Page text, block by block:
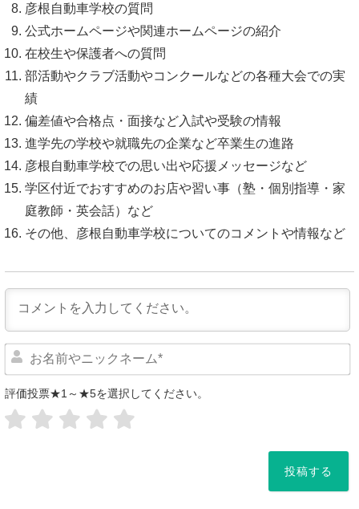
彦根自動車学校の質問
公式ホームページや関連ホームページの紹介
在校生や保護者への質問
部活動やクラブ活動やコンクールなどの各種大会での実
績
偏差値や合格点・面接など入試や受験の情報
進学先の学校や就職先の企業など卒業生の進路
彦根自動車学校での思い出や応援メッセージなど
学区付近でおすすめのお店や習い事（塾・個別指導・家
庭教師・英会話）など
その他、彦根自動車学校についてのコメントや情報など
評価投票★1～★5を選択してください。